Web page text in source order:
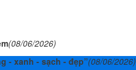
(08/06/2026)
- xanh - sạch - đẹp”(08/06/2026)